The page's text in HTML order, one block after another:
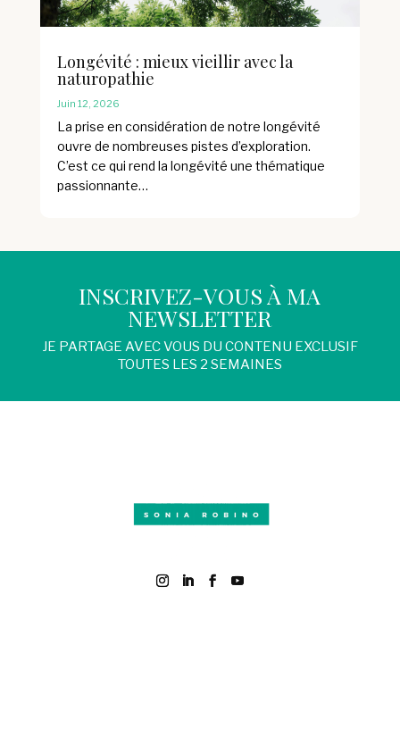
Longévité : mieux vieillir avec la
naturopathie
Juin 12, 2026
La prise en considération de notre longévité
ouvre de nombreuses pistes d’exploration.
C’est ce qui rend la longévité une thématique
passionnante…
INSCRIVEZ-VOUS À MA
NEWSLETTER
JE PARTAGE AVEC VOUS DU CONTENU EXCLUSIF
TOUTES LES 2 SEMAINES